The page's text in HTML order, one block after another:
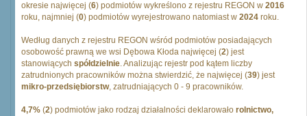
okresie najwięcej (6) podmiotów wykreślono z rejestru REGON w 2016
roku, najmniej (0) podmiotów wyrejestrowano natomiast w 2024 roku.
Według danych z rejestru REGON wśród podmiotów posiadających
osobowość prawną we wsi Dębowa Kłoda najwięcej (2) jest
stanowiących spółdzielnie. Analizując rejestr pod kątem liczby
zatrudnionych pracowników można stwierdzić, że najwięcej (39) jest
mikro-przedsiębiorstw, zatrudniających 0 - 9 pracowników.
4,7% (2) podmiotów jako rodzaj działalności deklarowało rolnictwo,